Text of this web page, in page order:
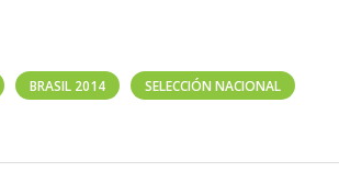
BRASIL 2014 SELECCIÓN NACIONAL